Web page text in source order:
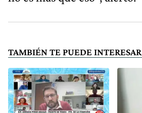
TAMBIÉN TE PUEDE INTERESAR